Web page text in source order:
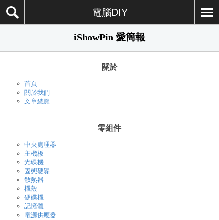
電腦DIY
iShowPin 愛簡報
關於
首頁
關於我們
文章總覽
零組件
中央處理器
主機板
光碟機
固態硬碟
散熱器
機殼
硬碟機
記憶體
電源供應器